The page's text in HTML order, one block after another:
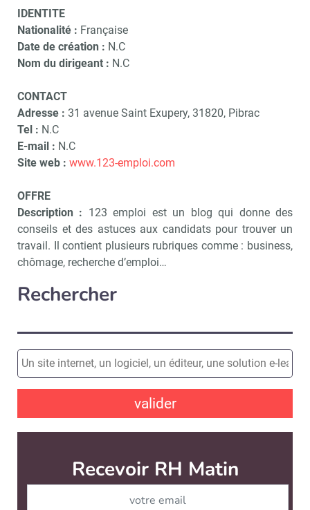
IDENTITE
Nationalité : Française
Date de création : N.C
Nom du dirigeant : N.C
CONTACT
Adresse : 31 avenue Saint Exupery, 31820, Pibrac
Tel : N.C
E-mail : N.C
Site web : www.123-emploi.com
OFFRE
Description : 123 emploi est un blog qui donne des
conseils et des astuces aux candidats pour trouver un
travail. Il contient plusieurs rubriques comme : business,
chômage, recherche d’emploi…
Rechercher
valider
Recevoir RH Matin